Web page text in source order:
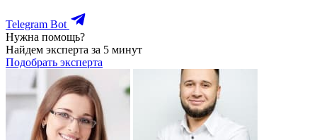
Telegram Bot
Нужна помощь?
Найдем эксперта за 5 минут
Подобрать эксперта